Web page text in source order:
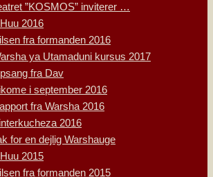
”KOSMOS” inviterer …
2016
fra formanden 2016
ya Utamaduni kursus 2017
fra Dav
i september 2016
fra Warsha 2016
2016
for en dejlig Warshauge
2015
fra formanden 2015